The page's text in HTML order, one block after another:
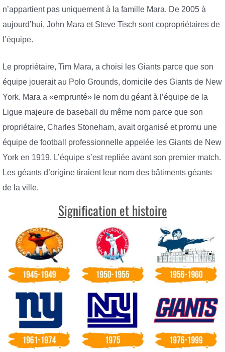
n’appartient pas uniquement à la famille Mara. De 2005 à
aujourd’hui, John Mara et Steve Tisch sont copropriétaires de
l’équipe.
Le propriétaire, Tim Mara, a choisi les Giants parce que son
équipe jouerait au Polo Grounds, domicile des Giants de New
York. Mara a «emprunté» le nom du géant à l’équipe de la
Ligue majeure de baseball du même nom parce que son
propriétaire, Charles Stoneham, avait organisé et promu une
équipe de football professionnelle appelée les Giants de New
York en 1919. L’équipe s’est repliée avant son premier match.
Les géants d’origine tiraient leur nom des bâtiments géants
de la ville.
Signification et histoire